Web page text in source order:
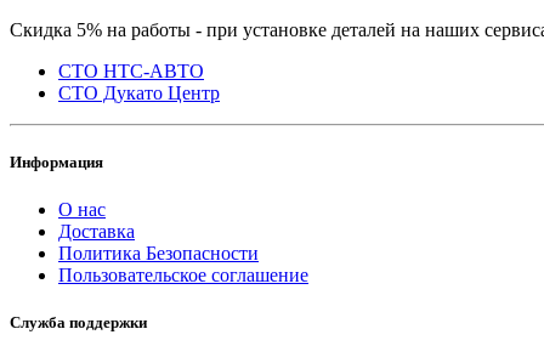
Скидка 5% на работы - при установке деталей на наших
СТО НТС-АВТО
СТО Дукато Центр
Информация
О нас
Доставка
Политика Безопасности
Пользовательское соглашение
Служба поддержки